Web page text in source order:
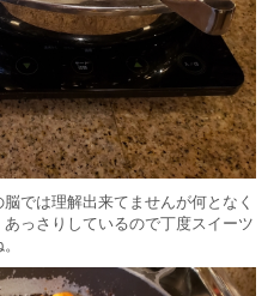
では理解出来てませんが何となく
っさりしているので丁度スイーツ